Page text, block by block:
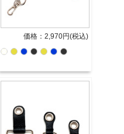
価格：2,970円(税込)